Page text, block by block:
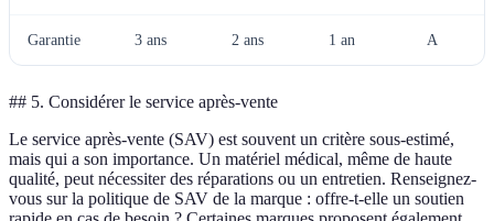
Garantie 3 ans 2 ans 1 an A
## 5. Considérer le service après-vente
Le service après-vente (SAV) est souvent un critère sous-estimé,
mais qui a son importance. Un matériel médical, même de haute
qualité, peut nécessiter des réparations ou un entretien. Renseignez-
vous sur la politique de SAV de la marque : offre-t-elle un soutien